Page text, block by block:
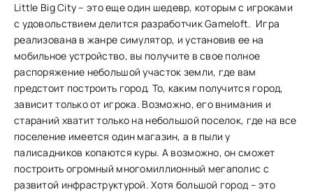
Little Big City – это еще один шедевр, которым с игроками
с удовольствием делится разработчик Gameloft. Игра
реализована в жанре симулятор, и установив ее на
мобильное устройство, вы получите в свое полное
распоряжение небольшой участок земли, где вам
предстоит построить город. То, каким получится город,
зависит только от игрока. Возможно, его внимания и
стараний хватит только на небольшой поселок, где на все
поселение имеется один магазин, а в пыли у
палисадников копаются куры. А возможно, он сможет
построить огромный многомиллионный мегаполис с
развитой инфраструктурой. Хотя большой город – это